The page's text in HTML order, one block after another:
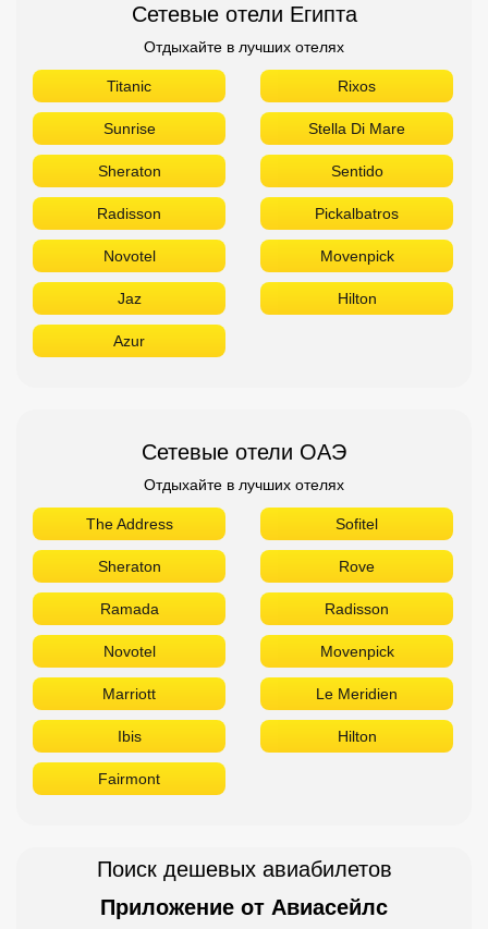
Сетевые отели Египта
Отдыхайте в лучших отелях
Titanic Rixos
Sunrise Stella Di Mare
Sheraton Sentido
Radisson Pickalbatros
Novotel Movenpick
Jaz Hilton
Azur
Сетевые отели ОАЭ
Отдыхайте в лучших отелях
The Address Sofitel
Sheraton Rove
Ramada Radisson
Novotel Movenpick
Marriott Le Meridien
Ibis Hilton
Fairmont
Поиск дешевых авиабилетов
Приложение от Авиасейлс